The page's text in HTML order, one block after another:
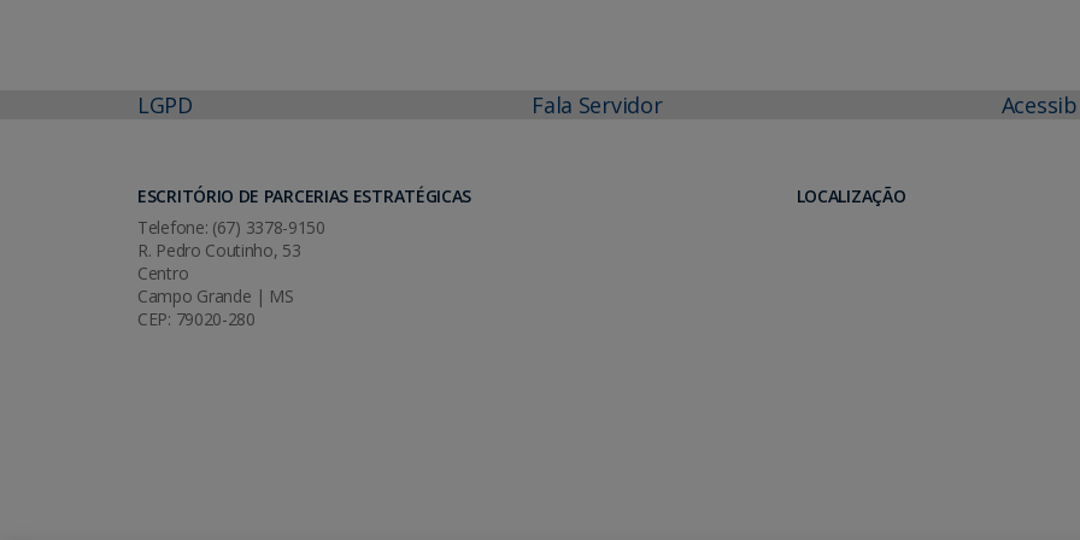
LGPD Fala Servidor
ESCRITÓRIO DE PARCERIAS ESTRATÉGICAS
Telefone: (67) 3378-9150
R. Pedro Coutinho, 53
Centro
Campo Grande | MS
CEP: 79020-280
LOCALIZAÇÃO